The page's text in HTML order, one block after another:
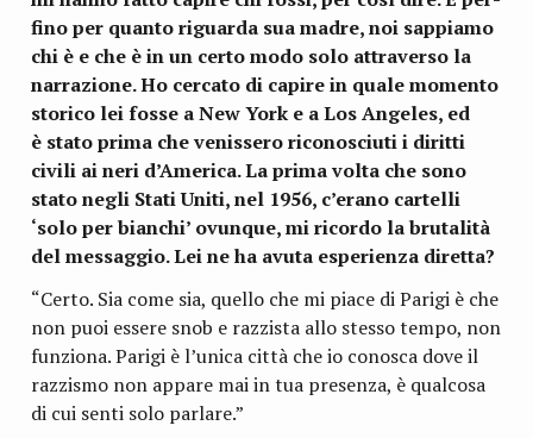
fino per quanto riguarda sua madre, noi sap­piamo
chi è e che è in un certo modo solo attra­verso la
nar­ra­zione. Ho cer­cato di capire in quale momento
sto­rico lei fosse a New York e a Los Ange­les, ed
è stato prima che venis­sero rico­no­sciuti i diritti
civili ai neri d’America. La prima volta che sono
stato negli Stati Uniti, nel 1956, c’erano car­telli
‘solo per bian­chi’ ovun­que, mi ricordo la bru­ta­lità
del mes­sag­gio. Lei ne ha avuta espe­rienza diretta?
“Certo. Sia come sia, quello che mi piace di Parigi è che
non puoi essere snob e raz­zi­sta allo stesso tempo, non
fun­ziona. Parigi è l’unica città che io cono­sca dove il
raz­zi­smo non appare mai in tua pre­senza, è qual­cosa
di cui senti solo parlare.”